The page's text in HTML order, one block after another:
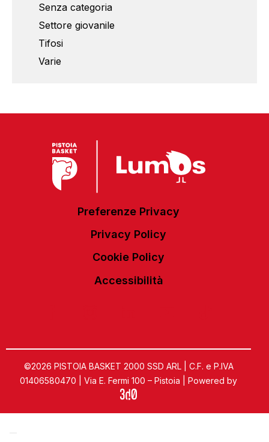
Senza categoria
Settore giovanile
Tifosi
Varie
Preferenze Privacy
Privacy Policy
Cookie Policy
Accessibilità
©2026 PISTOIA BASKET 2000 SSD ARL | C.F. e P.IVA
01406580470 | Via E. Fermi 100 – Pistoia | Powered by